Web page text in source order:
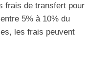
frais de transfert pour
5% à 10% du
les frais peuvent